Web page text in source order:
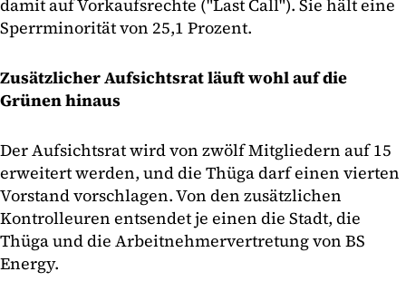
damit auf Vorkaufsrechte ("Last Call"). Sie hält eine
Sperrminorität von 25,1 Prozent.
Zusätzlicher Aufsichtsrat läuft wohl auf die
Grünen hinaus
Der Aufsichtsrat wird von zwölf Mitgliedern auf 15
erweitert werden, und die Thüga darf einen vierten
Vorstand vorschlagen. Von den zusätzlichen
Kontrolleuren entsendet je einen die Stadt, die
Thüga und die Arbeitnehmervertretung von BS
Energy.